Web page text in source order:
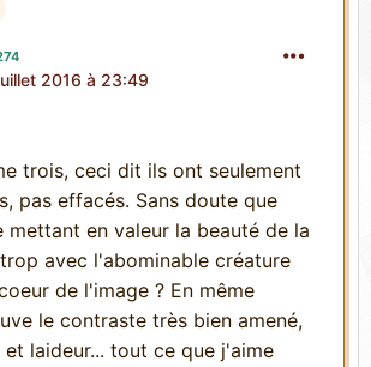
2016 à 23:49
trois, ceci dit ils ont seulement
pas effacés. Sans doute que
mettant en valeur la beauté de la
avec l'abominable créature
de l'image ? En même
le contraste très bien amené,
laideur... tout ce que j'aime